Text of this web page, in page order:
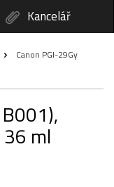
Kancelář
Canon PGI-29Gy
ml